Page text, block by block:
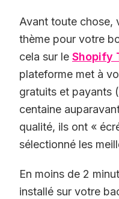
Avant toute chose,
thème pour votre
cela sur le Shopify
plateforme met à
gratuits et payants
centaine
qualité, ils ont «
sélectionné les
En moins de 2
installé sur votre